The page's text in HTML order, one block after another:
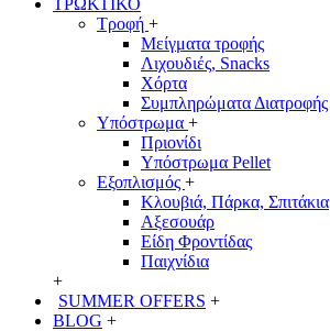
ΤΡΩΚΤΙΚΟ
Τροφή +
Μείγματα τροφής
Λιχουδιές, Snacks
Χόρτα
Συμπληρώματα Διατροφής
Υπόστρωμα +
Πριονίδι
Υπόστρωμα Pellet
Εξοπλισμός +
Κλουβιά, Πάρκα, Σπιτάκια
Αξεσουάρ
Είδη Φροντίδας
Παιχνίδια
+
SUMMER OFFERS +
BLOG +